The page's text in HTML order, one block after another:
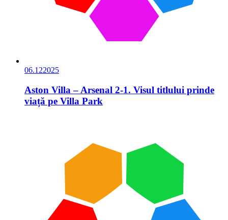
06.122025
Aston Villa – Arsenal 2-1. Visul titlului prinde
viață pe Villa Park